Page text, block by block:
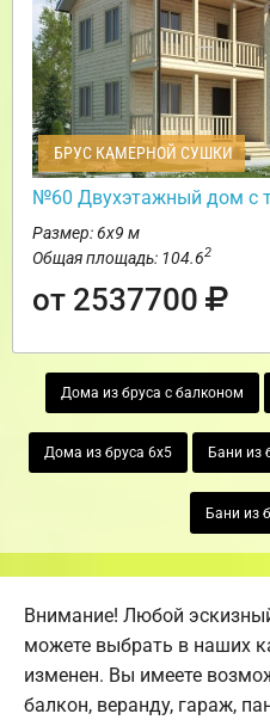
БРУС КАМЕРНОЙ СУШКИ
№60 Двухэтажный дом с
Размер: 6х9 м
Общая площадь: 104.62
от 2537700
Дома из бруса с балконом
Дома из бруса 6х5 Бани из
Бани из
Внимание! Любой
можете выбрать в наших
изменен. Вы имеете
балкон, веранду, гараж,